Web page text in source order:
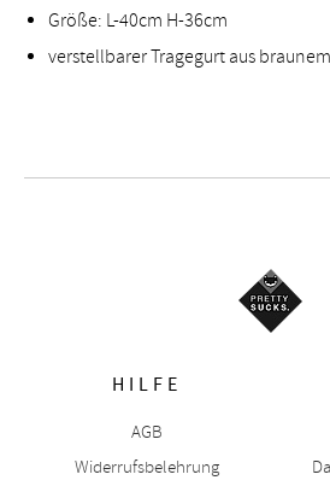
Größe: L-40cm H-36cm
verstellbarer Tragegurt aus
HILFE
AGB
Widerrufsbelehrung